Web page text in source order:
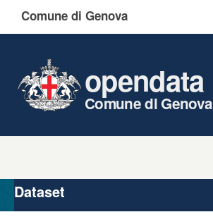
Comune di Genova
opendata
Comune di Genova
Organizzazioni
Gruppi
Dataset